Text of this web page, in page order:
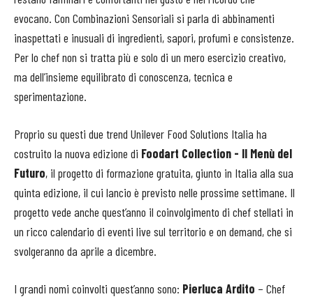
evocano. Con Combinazioni Sensoriali si parla di abbinamenti
inaspettati e inusuali di ingredienti, sapori, profumi e consistenze.
Per lo chef non si tratta più e solo di un mero esercizio creativo,
ma dell’insieme equilibrato di conoscenza, tecnica e
sperimentazione.
Proprio su questi due trend Unilever Food Solutions Italia ha
costruito la nuova edizione di Foodart Collection - Il Menù del
Futuro, il progetto di formazione gratuita, giunto in Italia alla sua
quinta edizione, il cui lancio è previsto nelle prossime settimane. Il
progetto vede anche quest’anno il coinvolgimento di chef stellati in
un ricco calendario di eventi live sul territorio e on demand, che si
svolgeranno da aprile a dicembre.
I grandi nomi coinvolti quest’anno sono: Pierluca Ardito – Chef